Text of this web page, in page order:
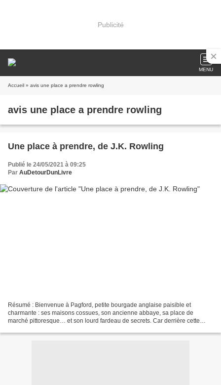
Publicité
MENU
Accueil » avis une place a prendre rowling
avis une place a prendre rowling
Une place à prendre, de J.K. Rowling
Publié le 24/05/2021 à 09:25
Par AuDetourDunLivre
Résumé : Bienvenue à Pagford, petite bourgade anglaise paisible et
charmante : ses maisons cossues, son ancienne abbaye, sa place de
marché pittoresque… et son lourd fardeau de secrets. Car derrière cette